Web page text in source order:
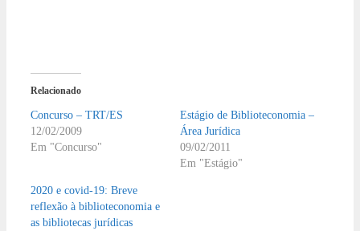
Relacionado
Concurso – TRT/ES
12/02/2009
Em "Concurso"
Estágio de Biblioteconomia –
Área Jurídica
09/02/2011
Em "Estágio"
2020 e covid-19: Breve
reflexão à biblioteconomia e
as bibliotecas jurídicas